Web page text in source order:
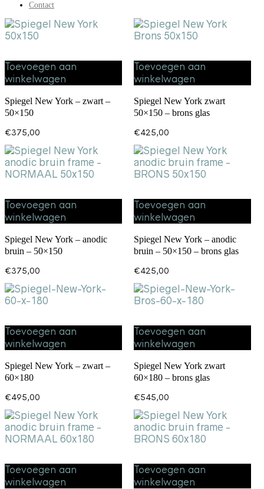
Contact
Toevoegen aan
winkelwagen
Spiegel New York – zwart –
50×150
€375,00
Toevoegen aan
winkelwagen
Spiegel New York zwart
50×150 – brons glas
€425,00
Toevoegen aan
winkelwagen
Spiegel New York – anodic
bruin – 50×150
€375,00
Toevoegen aan
winkelwagen
Spiegel New York – anodic
bruin – 50×150 – brons glas
€425,00
Toevoegen aan
winkelwagen
Spiegel New York – zwart –
60×180
€495,00
Toevoegen aan
winkelwagen
Spiegel New York zwart
60×180 – brons glas
€545,00
Toevoegen aan
winkelwagen
Toevoegen aan
winkelwagen